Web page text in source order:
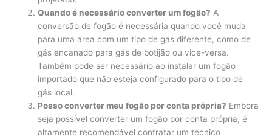
Quando é necessário converter um fogão? A
conversão de fogão é necessária quando você muda
para uma área com um tipo de gás diferente, como de
gás encanado para gás de botijão ou vice-versa.
Também pode ser necessário ao instalar um fogão
importado que não esteja configurado para o tipo de
gás local.
Posso converter meu fogão por conta própria? Embora
seja possível converter um fogão por conta própria, é
altamente recomendável contratar um técnico